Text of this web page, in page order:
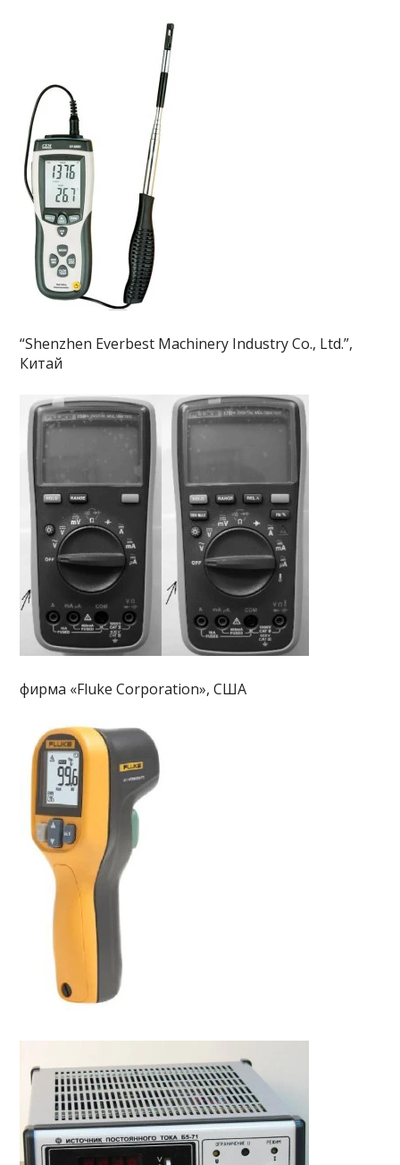
“Shenzhen Everbest Machinery Industry Co., Ltd.”,
Китай
фирма «Fluke Corporation», США